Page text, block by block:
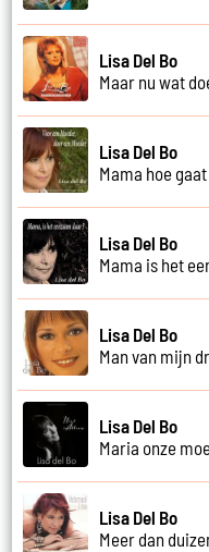
Lisa Del Bo
Maar nu wat
Lisa Del Bo
Mama hoe
Lisa Del Bo
Mama is het
Lisa Del Bo
Man van mijn
Lisa Del Bo
Maria onze
Lisa Del Bo
Meer dan